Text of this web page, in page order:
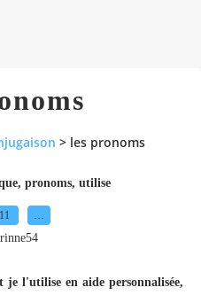
> les pronoms
, pronoms, utilise
l'utilise en aide personnalisée,